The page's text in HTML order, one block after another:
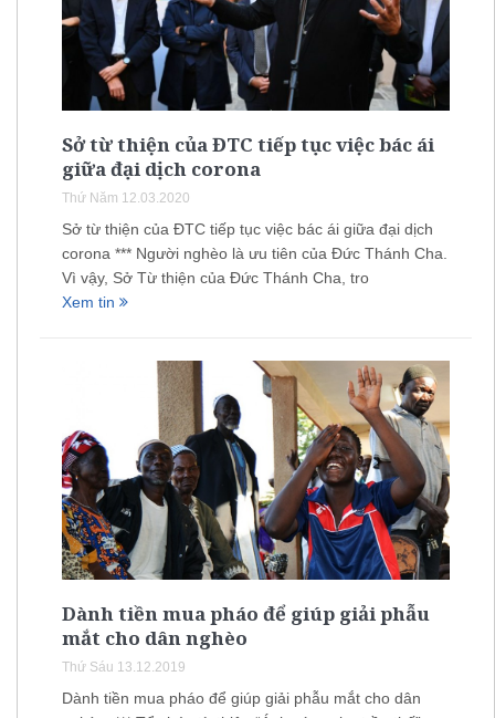
Sở từ thiện của ĐTC tiếp tục việc bác ái
giữa đại dịch corona
Thứ Năm 12.03.2020
Sở từ thiện của ĐTC tiếp tục việc bác ái giữa đại dịch
corona *** Người nghèo là ưu tiên của Đức Thánh Cha.
Vì vậy, Sở Từ thiện của Đức Thánh Cha, tro
Xem tin
Dành tiền mua pháo để giúp giải phẫu
mắt cho dân nghèo
Thứ Sáu 13.12.2019
Dành tiền mua pháo để giúp giải phẫu mắt cho dân